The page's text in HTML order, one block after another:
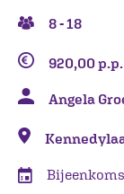
8 - 18
920,00 p.p.
Angela